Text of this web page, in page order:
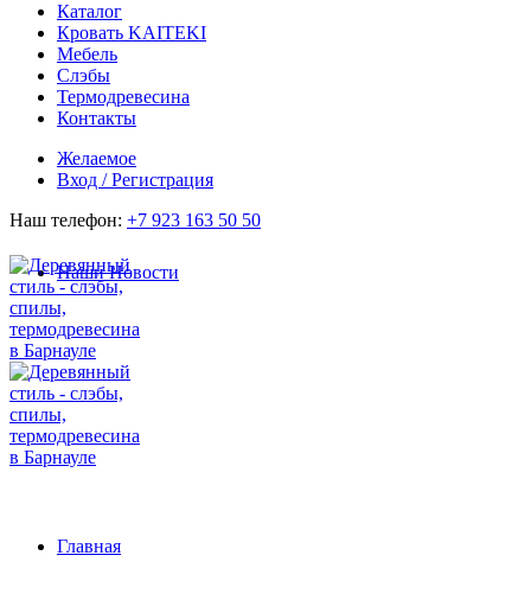
Каталог
Кровать KAITEKI
Мебель
Слэбы
Термодревесина
Контакты
Желаемое
Вход / Регистрация
Наш телефон: +7 923 163 50 50
Наши Новости
Главная